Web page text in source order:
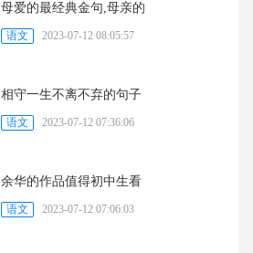
母爱的最经典金句,母亲的
语文 2023-07-12 08:05:57
相守一生不离不弃的句子
语文 2023-07-12 07:36:06
余华的作品值得初中生看
语文 2023-07-12 07:06:03